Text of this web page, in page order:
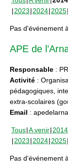
2023 2024 2025
Pas d'événement
APE de
Responsable :
Activité :
pédagogiques,
extra-scolaires
Email :
Tous A venir 2014
2023 2024 2025
Pas d'événement